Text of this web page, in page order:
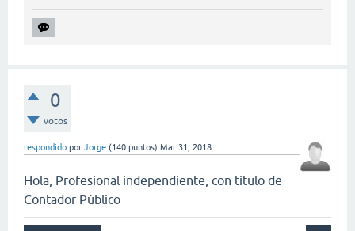
0
votos
respondido por Jorge (140 puntos) Mar 31, 2018
Hola, Profesional independiente, con titulo de
Contador Público